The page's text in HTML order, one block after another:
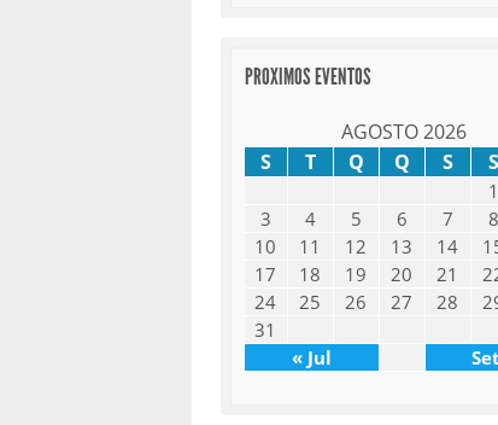
PROXIMOS EVENTOS
AGOSTO 2026
S
T Q Q S S
1
3
4 5 6 7 8
10
11 12 13 14
17
18 19 20 21
24
25 26 27 28
31
« Jul